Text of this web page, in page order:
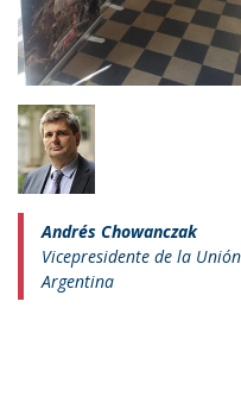
Andrés Chowanczak
Vicepresidente de la
Argentina